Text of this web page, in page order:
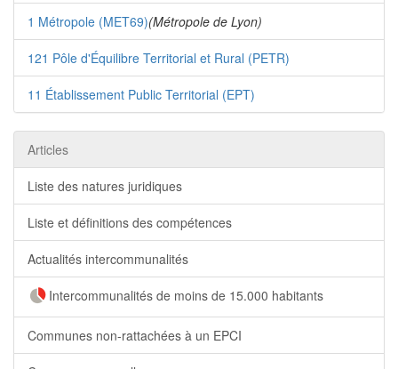
1 Métropole (MET69)(Métropole de Lyon)
121 Pôle d'Équilibre Territorial et Rural (PETR)
11 Établissement Public Territorial (EPT)
Articles
Liste des natures juridiques
Liste et définitions des compétences
Actualités intercommunalités
Intercommunalités de moins de 15.000 habitants
Communes non-rattachées à un EPCI